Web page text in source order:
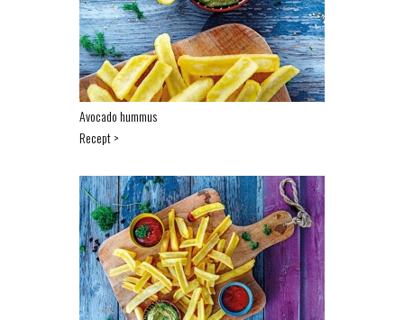
Avocado hummus
Recept >